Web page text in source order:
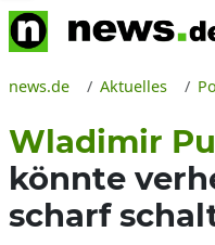
news.de Aktuelles
Wladimir
könnte
scharf